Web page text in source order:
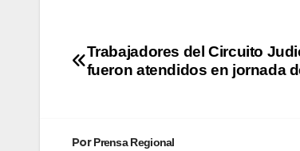
Trabajadores del Circuito
fueron atendidos en jornada
PorPrensa Regional